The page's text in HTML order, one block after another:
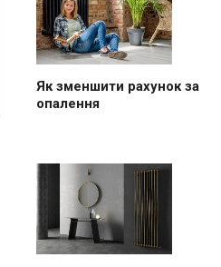
Як зменшити рахунок за
опалення